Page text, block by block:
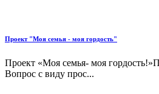
Проект "Моя семья - моя гордость"
Проект «Моя семья- моя
Вопрос с виду прос...